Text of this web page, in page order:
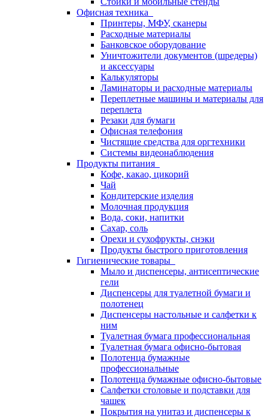
Офисная техника
Принтеры, МФУ, сканеры
Расходные материалы
Банковское оборудование
Уничтожители документов (шредеры)
и аксессуары
Калькуляторы
Ламинаторы и расходные материалы
Переплетные машины и материалы для
переплета
Резаки для бумаги
Офисная телефония
Чистящие средства для оргтехники
Системы видеонаблюдения
Продукты питания
Кофе, какао, цикорий
Чай
Кондитерские изделия
Молочная продукция
Вода, соки, напитки
Сахар, соль
Орехи и сухофрукты, снэки
Продукты быстрого приготовления
Гигиенические товары
Мыло и диспенсеры, антисептические
гели
Диспенсеры для туалетной бумаги и
полотенец
Диспенсеры настольные и салфетки к
ним
Туалетная бумага профессиональная
Туалетная бумага офисно-бытовая
Полотенца бумажные
профессиональные
Полотенца бумажные офисно-бытовые
Салфетки столовые и подставки для
чашек
Покрытия на унитаз и диспенсеры к